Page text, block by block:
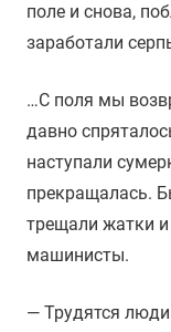
поле и снова,
заработали
…С поля мы
давно
наступали
прекращалась.
трещали жатки
машинисты.
— Трудятся